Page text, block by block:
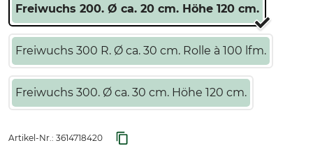
Freiwuchs 200. Ø ca. 20 cm. Höhe 120 cm.
Freiwuchs 300 R. Ø ca. 30 cm. Rolle à 100 lfm.
Freiwuchs 300. Ø ca. 30 cm. Höhe 120 cm.
Artikel-Nr.: 3614718420